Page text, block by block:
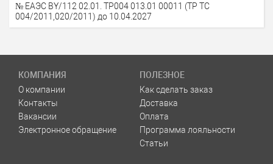
№ ЕАЭС BY/112 02.01. ТР004 013.01 00011 (ТР ТС
004/2011,020/2011) до 10.04.2027
КОМПАНИЯ
О компании
Контакты
Вакансии
Электронное обращение
ПОЛЕЗНОЕ
Как сделать заказ
Доставка
Оплата
Программа лояльности
Статьи